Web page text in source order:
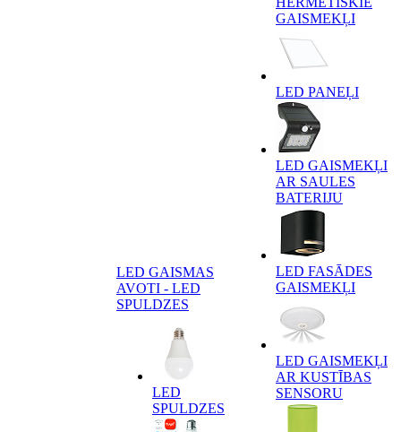
LED GAISMAS
AVOTI - LED
SPULDZES
LED
SPULDZES
GAISMEKĻI
LED PANEĻI
LED GAISMEKĻI
AR SAULES
BATERIJU
LED FASĀDES
GAISMEKĻI
LED GAISMEKĻI
AR KUSTĪBAS
SENSORU